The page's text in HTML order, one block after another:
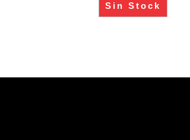
Sin Stock